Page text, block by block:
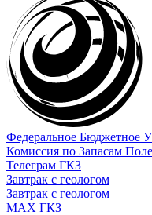
Федеральное Бюджетное
Комиссия по Запасам
Телеграм ГКЗ
Завтрак с геологом
Завтрак с геологом
МАХ ГКЗ